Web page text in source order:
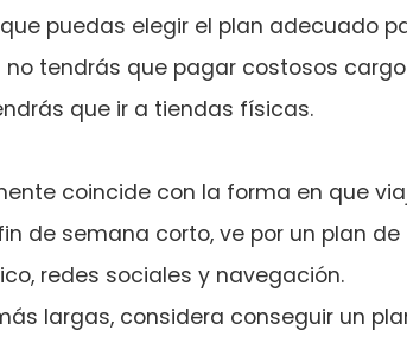
puedas elegir el plan adecuado
tendrás que pagar costosos
que ir a tiendas físicas.
coincide con la forma en que
de semana corto, ve por un plan de
redes sociales y navegación.
largas, considera conseguir un